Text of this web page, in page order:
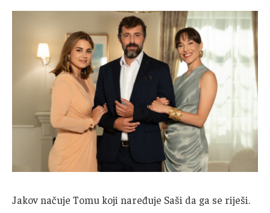
Jakov načuje Tomu koji naređuje Saši da ga se riješi.